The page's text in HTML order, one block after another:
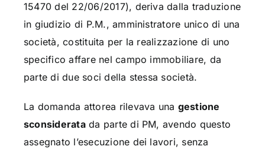
15470 del 22/06/2017), deriva dalla traduzione
in giudizio di P.M., amministratore unico di una
società, costituita per la realizzazione di uno
specifico affare nel campo immobiliare, da
parte di due soci della stessa società.
La domanda attorea rilevava una gestione
sconsideratada parte di PM, avendo questo
assegnato l’esecuzione dei lavori, senza